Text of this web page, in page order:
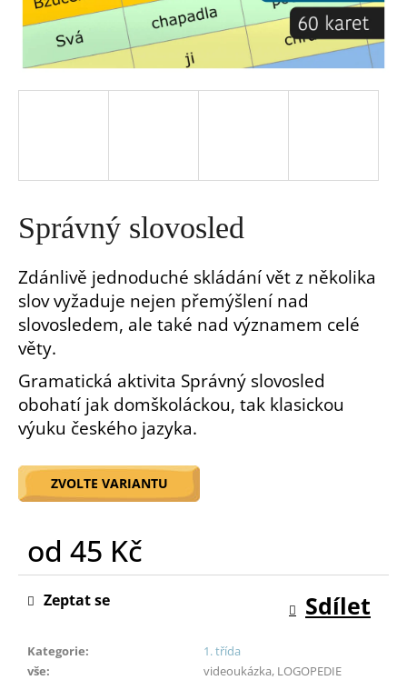
Správný slovosled
Zdánlivě jednoduché skládání vět z několika
slov vyžaduje nejen přemýšlení nad
slovosledem, ale také nad významem celé
věty.
Gramatická aktivita Správný slovosled
obohatí jak domškoláckou, tak klasickou
výuku českého jazyka.
ZVOLTE VARIANTU
od 45 Kč
Měrná
cena:
Kategorie:
1. třída
vše:
videoukázka, LOGOPEDIE
Zeptat se Sdílet
a
í
t
HLEDAT
D
o
p
o
r
u
č
u
m
e